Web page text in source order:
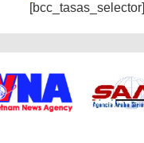
[bcc_tasas_selector]